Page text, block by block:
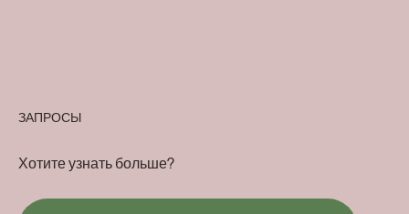
ЗАПРОСЫ
Хотите узнать больше?